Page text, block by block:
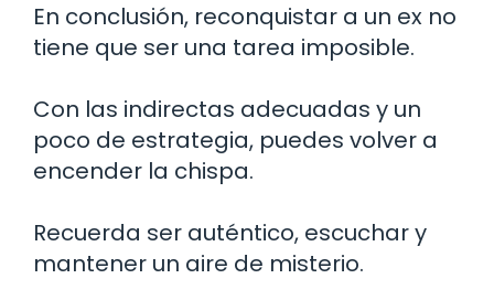
En conclusión, reconquistar a un ex no
tiene que ser una tarea imposible.
Con las indirectas adecuadas y un
poco de estrategia, puedes volver a
encender la chispa.
Recuerda ser auténtico, escuchar y
mantener un aire de misterio.